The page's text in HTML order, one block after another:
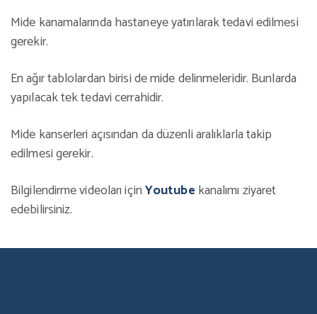
Mide kanamalarında hastaneye yatırılarak tedavi edilmesi
gerekir.
En ağır tablolardan birisi de mide delinmeleridir. Bunlarda
yapılacak tek tedavi cerrahidir.
Mide kanserleri açısından da düzenli aralıklarla takip
edilmesi gerekir.
Bilgilendirme videoları içinYoutube kanalımı ziyaret
edebilirsiniz.